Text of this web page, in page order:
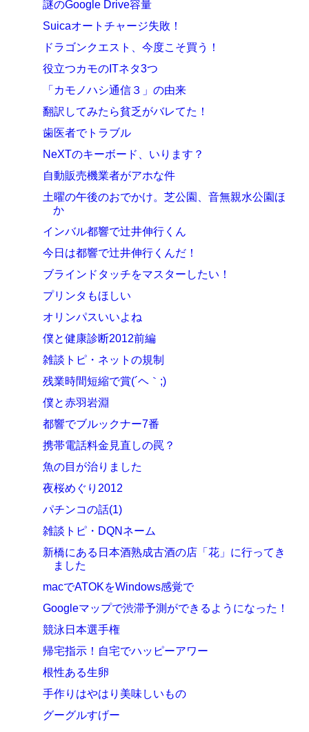
謎のGoogle Drive容量
Suicaオートチャージ失敗！
ドラゴンクエスト、今度こそ買う！
役立つカモのITネタ3つ
「カモノハシ通信３」の由来
翻訳してみたら貧乏がバレてた！
歯医者でトラブル
NeXTのキーボード、いります？
自動販売機業者がアホな件
土曜の午後のおでかけ。芝公園、音無親水公園ほ
か
インバル都響で辻井伸行くん
今日は都響で辻井伸行くんだ！
ブラインドタッチをマスターしたい！
プリンタもほしい
オリンパスいいよね
僕と健康診断2012前編
雑談トピ・ネットの規制
残業時間短縮で賞(´ヘ｀;)
僕と赤羽岩淵
都響でブルックナー7番
携帯電話料金見直しの罠？
魚の目が治りました
夜桜めぐり2012
パチンコの話(1)
雑談トピ・DQNネーム
新橋にある日本酒熟成古酒の店「花」に行ってき
ました
macでATOKをWindows感覚で
Googleマップで渋滞予測ができるようになった！
競泳日本選手権
帰宅指示！自宅でハッピーアワー
根性ある生卵
手作りはやはり美味しいもの
グーグルすげー